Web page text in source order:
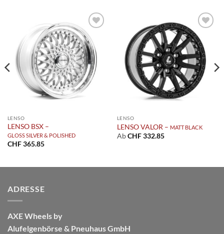
Add to
wishlist
LENSO
LENSO BSX –
GLOSS SILVER & POLISHED
CHF365.85
Add to
wishlist
LENSO
LENSO VALOR – MATT BLACK
AbCHF332.85
ADRESSE
AXE Wheels by
Alufelgenbörse & Pneuhaus GmbH